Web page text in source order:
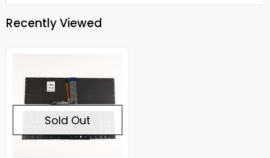
Recently Viewed
Sold Out